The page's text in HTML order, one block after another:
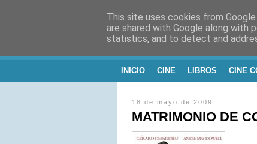
CINE,
Blog de Cine y Libros
INICIO CINE LIBROS CINE
18 de mayo de 2009
MATRIMONIO DE
This site uses cookies from
are shared with Google along with
statistics, and to detect and